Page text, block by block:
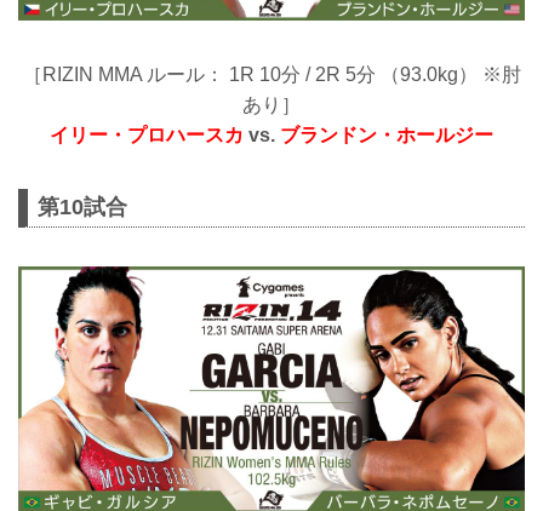
［RIZIN MMA ルール： 1R 10分 / 2R 5分 （93.0kg） ※肘
あり］
イリー・プロハースカ vs. ブランドン・ホールジー
第10試合